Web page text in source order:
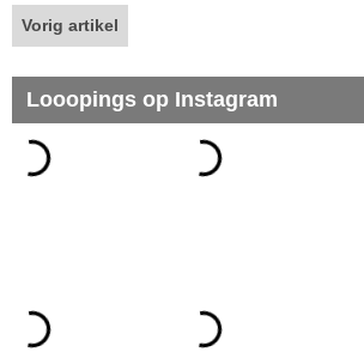
Vorig artikel
Looopings op Instagram